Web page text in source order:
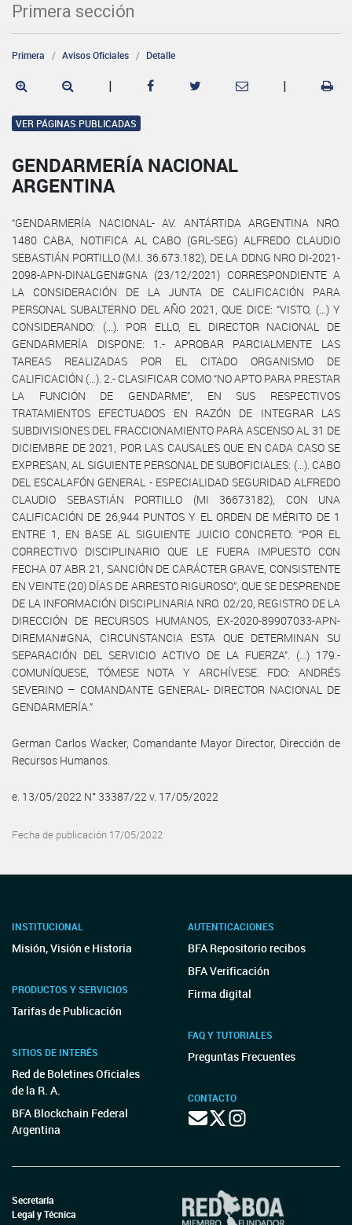
Primera sección
Primera Avisos Oficiales Detalle
| |
VER PÁGINAS PUBLICADAS
GENDARMERÍA NACIONAL
ARGENTINA
“GENDARMERÍA NACIONAL- AV. ANTÁRTIDA ARGENTINA NRO.
1480 CABA, NOTIFICA AL CABO (GRL-SEG) ALFREDO CLAUDIO
SEBASTIÁN PORTILLO (M.I. 36.673.182), DE LA DDNG NRO DI-2021-
2098-APN-DINALGEN#GNA (23/12/2021) CORRESPONDIENTE A
LA CONSIDERACIÓN DE LA JUNTA DE CALIFICACIÓN PARA
PERSONAL SUBALTERNO DEL AÑO 2021, QUE DICE: “VISTO, (…) Y
CONSIDERANDO: (…). POR ELLO, EL DIRECTOR NACIONAL DE
GENDARMERÍA DISPONE: 1.- APROBAR PARCIALMENTE LAS
TAREAS REALIZADAS POR EL CITADO ORGANISMO DE
CALIFICACIÓN (…). 2.- CLASIFICAR COMO “NO APTO PARA PRESTAR
LA FUNCIÓN DE GENDARME”, EN SUS RESPECTIVOS
TRATAMIENTOS EFECTUADOS EN RAZÓN DE INTEGRAR LAS
SUBDIVISIONES DEL FRACCIONAMIENTO PARA ASCENSO AL 31 DE
DICIEMBRE DE 2021, POR LAS CAUSALES QUE EN CADA CASO SE
EXPRESAN, AL SIGUIENTE PERSONAL DE SUBOFICIALES: (…). CABO
DEL ESCALAFÓN GENERAL - ESPECIALIDAD SEGURIDAD ALFREDO
CLAUDIO SEBASTIÁN PORTILLO (MI 36673182), CON UNA
CALIFICACIÓN DE 26,944 PUNTOS Y EL ORDEN DE MÉRITO DE 1
ENTRE 1, EN BASE AL SIGUIENTE JUICIO CONCRETO: “POR EL
CORRECTIVO DISCIPLINARIO QUE LE FUERA IMPUESTO CON
FECHA 07 ABR 21, SANCIÓN DE CARÁCTER GRAVE, CONSISTENTE
EN VEINTE (20) DÍAS DE ARRESTO RIGUROSO”, QUE SE DESPRENDE
DE LA INFORMACIÓN DISCIPLINARIA NRO. 02/20, REGISTRO DE LA
DIRECCIÓN DE RECURSOS HUMANOS, EX-2020-89907033-APN-
DIREMAN#GNA, CIRCUNSTANCIA ESTA QUE DETERMINAN SU
SEPARACIÓN DEL SERVICIO ACTIVO DE LA FUERZA”. (…) 179.-
COMUNÍQUESE, TÓMESE NOTA Y ARCHÍVESE. FDO: ANDRÉS
SEVERINO – COMANDANTE GENERAL- DIRECTOR NACIONAL DE
GENDARMERÍA.”
German Carlos Wacker, Comandante Mayor Director, Dirección de
Recursos Humanos.
e. 13/05/2022 N° 33387/22 v. 17/05/2022
Fecha de publicación 17/05/2022
INSTITUCIONAL
Misión, Visión e Historia
PRODUCTOS Y SERVICIOS
Tarifas de Publicación
SITIOS DE INTERÉS
Red de Boletines Oficiales
de la R. A.
BFA Blockchain Federal
Argentina
AUTENTICACIONES
BFA Repositorio recibos
BFA Verificación
Firma digital
FAQ Y TUTORIALES
Preguntas Frecuentes
CONTACTO
Secretaría
Legal y Técnica